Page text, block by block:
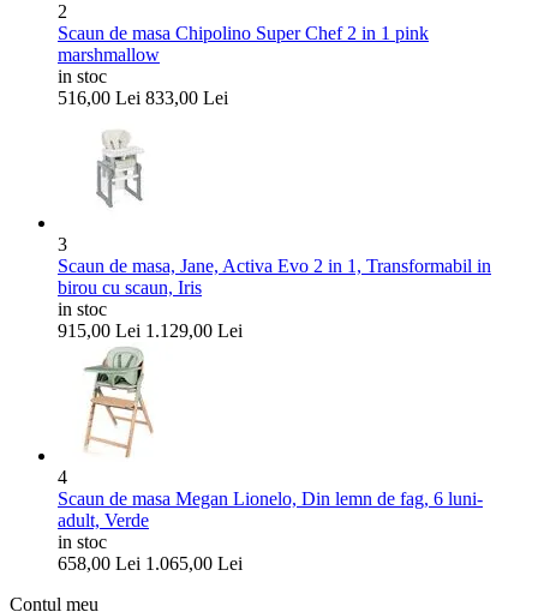
2
Scaun de masa Chipolino Super Chef 2 in 1 pink
marshmallow
in stoc
516,00 Lei 833,00 Lei
3
Scaun de masa, Jane, Activa Evo 2 in 1, Transformabil in
birou cu scaun, Iris
in stoc
915,00 Lei 1.129,00 Lei
4
Scaun de masa Megan Lionelo, Din lemn de fag, 6 luni-
adult, Verde
in stoc
658,00 Lei 1.065,00 Lei
Contul meu